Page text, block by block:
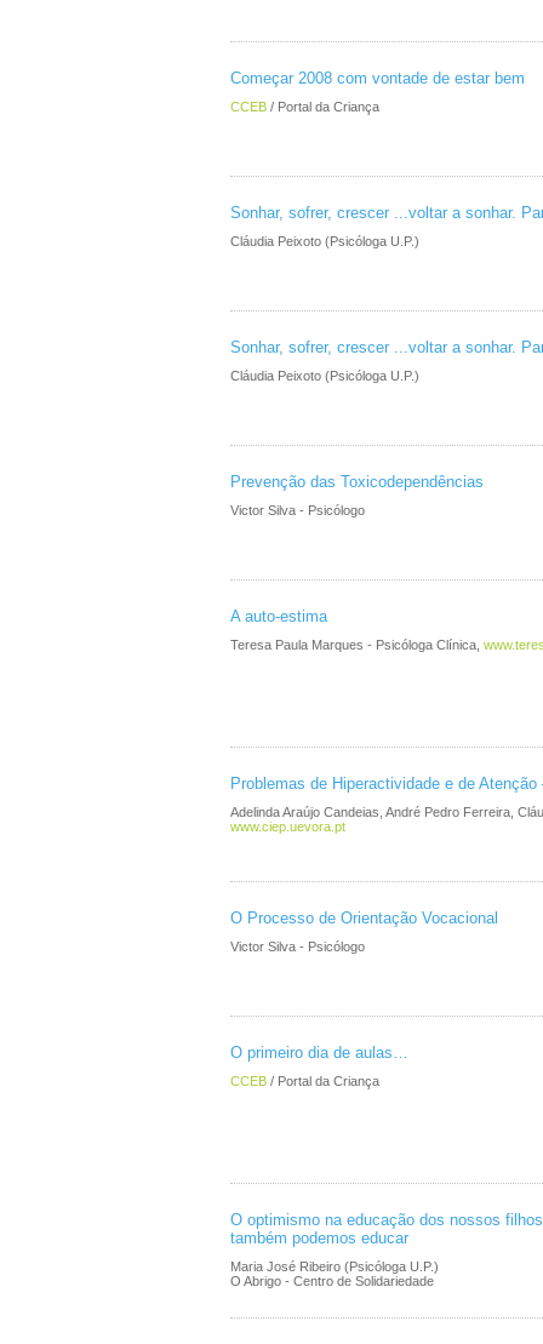
Começar 2008 com vontade de estar bem
CCEB / Portal da Criança
Sonhar, sofrer, crescer ...voltar a sonhar.
Cláudia Peixoto (Psicóloga U.P.)
Sonhar, sofrer, crescer ...voltar a sonhar.
Cláudia Peixoto (Psicóloga U.P.)
Prevenção das Toxicodependências
Victor Silva - Psicólogo
A auto-estima
Teresa Paula Marques - Psicóloga Clínica,
Problemas de Hiperactividade e de
Adelinda Araújo Candeias, André Pedro Ferreira,
www.ciep.uevora.pt
O Processo de Orientação Vocacional
Victor Silva - Psicólogo
O primeiro dia de aulas…
CCEB / Portal da Criança
O optimismo na educação dos nossos
também podemos educar
Maria José Ribeiro (Psicóloga U.P.)
O Abrigo - Centro de Solidariedade